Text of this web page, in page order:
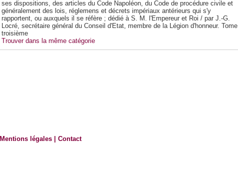
ses dispositions, des articles du Code Napoléon, du Code de procédure civile et
généralement des lois, réglemens et décrets impériaux antérieurs qui s'y
rapportent, ou auxquels il se réfère ; dédié à S. M. l'Empereur et Roi / par J.-G.
Locré, secrétaire général du Conseil d'Etat, membre de la Légion d'honneur. Tome
troisième
Trouver dans la même catégorie
Mentions légales |Contact